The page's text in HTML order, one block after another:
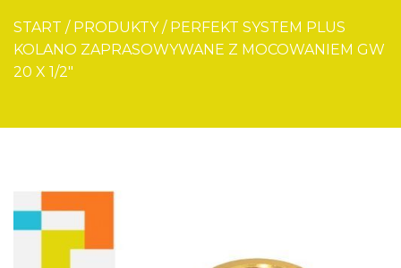
START / PRODUKTY / PERFEKT SYSTEM PLUS
KOLANO ZAPRASOWYWANE Z MOCOWANIEM GW
20 X 1/2″